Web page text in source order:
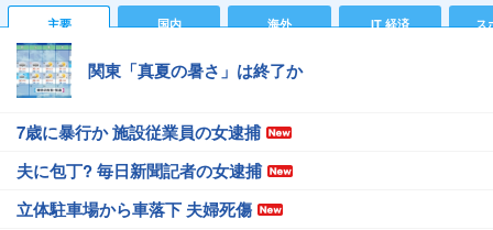
主要 国内 海外 IT 経済 ス
関東「真夏の暑さ」は終了か
7歳に暴行か 施設従業員の女逮捕
夫に包丁? 毎日新聞記者の女逮捕
立体駐車場から車落下 夫婦死傷